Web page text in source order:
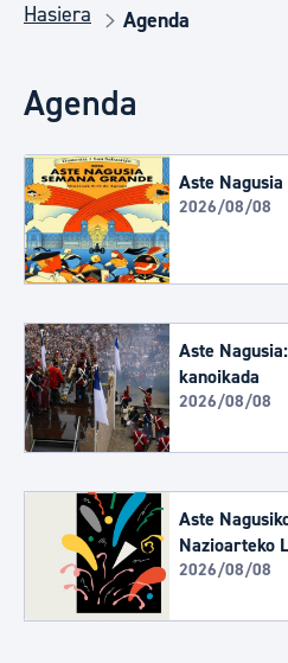
Hasiera Agenda
Agenda
Aste
2026/08/08
Aste
kanoikada
2026/08/08
Aste
Nazioarteko
2026/08/08